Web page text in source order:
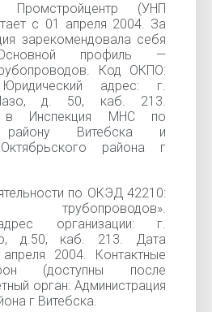
(УНП
с 01 апреля 2004. За
зарекомендовала себя
профиль —
Код ОКПО:
адрес: г.
д. 50, каб. 213.
в Инспекция МНС по
району Витебска и
района г
по ОКЭД 42210:
трубопроводов».
организации: г.
д.50, каб. 213. Дата
2004. Контактные
(доступны после
орган: Администрация
г Витебска.